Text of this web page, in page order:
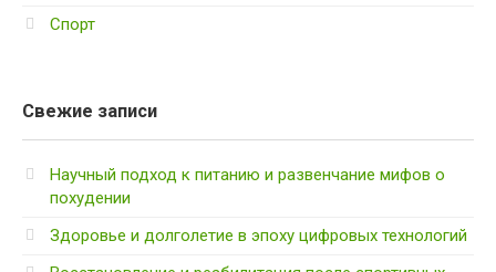
Спорт
Свежие записи
Научный подход к питанию и развенчание мифов о
похудении
Здоровье и долголетие в эпоху цифровых технологий